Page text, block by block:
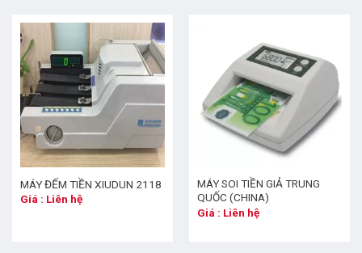
MÁY ĐẾM TIỀN XIUDUN 2118
Giá : Liên hệ
MÁY SOI TIỀN GIẢ TRUNG
QUỐC (CHINA)
Giá : Liên hệ